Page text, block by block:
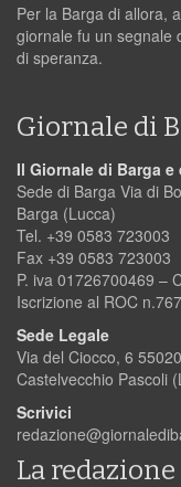
Per la Barga di allora,
giornale fu un segnale
di speranza.
Giornale di
Il Giornale di Barga
Sede di Barga Via di
Barga (Lucca)
Tel. +39 0583 723003
Fax +39 0583 723003
P. iva 01726700469 –
Iscrizione al ROC
Sede Legale
Via del Ciocco, 6 55020
Castelvecchio Pascoli
Scrivici
La redazione